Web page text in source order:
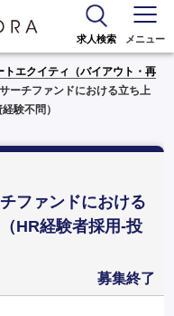
求人検索 メニュー
トエクイティ（バイアウト・再
ーチファンドにおける立ち上
験不問）
ファンドにおける
HR経験者採用-投
募集終了